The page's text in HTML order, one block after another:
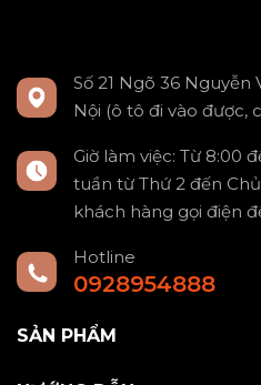
Số 21 Ngõ 36 Nguyễn
Nội (ô tô đi vào được,
Giờ làm việc: Từ 8:00
tuần từ Thứ 2 đến
khách hàng gọi điện
Hotline
0928954888
SẢN PHẨM